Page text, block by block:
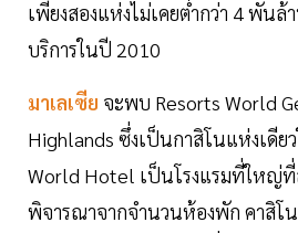
เพียงสองแห่งไม่เคยต่ำกว่า 4 พันล้
บริการในปี 2010
มาเลเซีย จะพบ Resorts World
Highlands ซึ่งเป็นกาสิโนแห่งเดีย
World Hotel เป็นโรงแรมที่ใหญ่ที่
พิจารณาจากจำนวนห้องพัก คาสิโน